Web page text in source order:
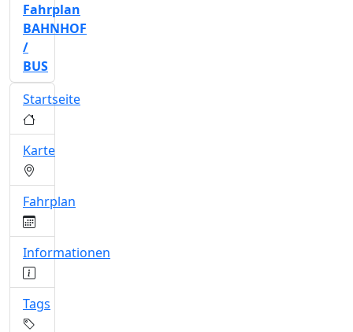
Fahrplan
BAHNHOF
/
BUS
Startseite
Karte
Fahrplan
Informationen
Tags